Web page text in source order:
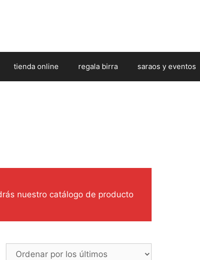
tienda online regala birra saraos y eventos
nuestro catálogo de producto